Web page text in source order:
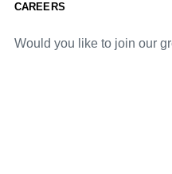
CAREERS
Would you like to join our